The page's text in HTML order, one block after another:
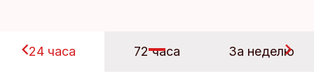
24 часа 72 часа За неделю